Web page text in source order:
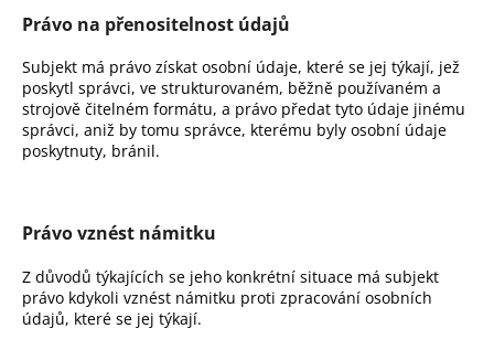
Právo na přenositelnost údajů
Subjekt má právo získat osobní údaje, které se jej týkají, jež
poskytl správci, ve strukturovaném, běžně používaném a
strojově čitelném formátu, a právo předat tyto údaje jinému
správci, aniž by tomu správce, kterému byly osobní údaje
poskytnuty, bránil.
Právo vznést námitku
Z důvodů týkajících se jeho konkrétní situace má subjekt
právo kdykoli vznést námitku proti zpracování osobních
údajů, které se jej týkají.